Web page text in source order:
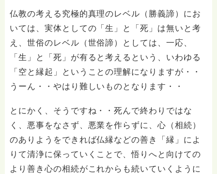
仏教の考える究極的真理のレベル（勝義諦）にお
いては、実体としての「生」と「死」は無いと考
え、世俗のレベル（世俗諦）としては、一応、
「生」と「死」が有ると考えるという、いわゆる
「空と縁起」ということの理解になりますが・・
うーん・・やはり難しいものとなります・・
とにかく、そうですね・・死んで終わりではな
く、悪事をなさず、悪業を作らずに、心（相続）
のありようをできれば仏縁などの善き「縁」によ
りて清浄に保っていくことで、悟りへと向けての
より善き心の相続がこれからも続いていくように